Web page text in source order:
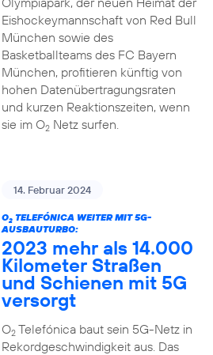
Eishockeymannschaft von Red Bull
München sowie des
Basketballteams des FC Bayern
München, profitieren künftig von
hohen Datenübertragungsraten
und kurzen Reaktionszeiten, wenn
sie im O2Netz surfen.
14. Februar 2024
O2TELEFÓNICA WEITER MIT 5G-
AUSBAUTURBO:
2023 mehr als 14.000
Kilometer Straßen
und Schienen mit 5G
versorgt
O2Telefónica baut sein 5G-Netz in
Rekordgeschwindigkeit aus. Das